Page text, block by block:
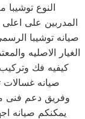
النوع توشيبا
المدربين على
صيانه توشيبا
الغيار الاصليه
كيفيه فك وتركيب
صيانه غسالات
وفريق دعم فنى
يمكنكم صيانه